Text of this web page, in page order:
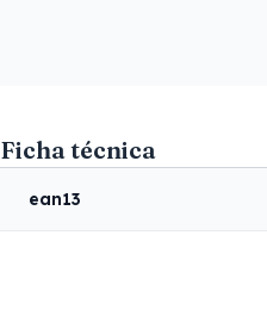
Ficha técnica
ean13